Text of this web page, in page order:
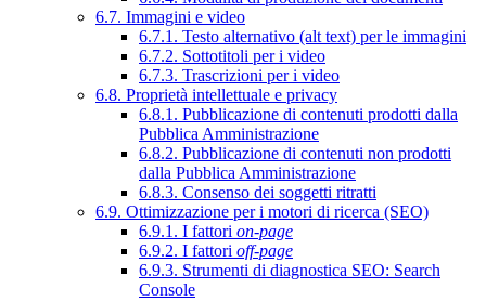
6.7. Immagini e video
6.7.1. Testo alternativo (alt text) per le immagini
6.7.2. Sottotitoli per i video
6.7.3. Trascrizioni per i video
6.8. Proprietà intellettuale e privacy
6.8.1. Pubblicazione di contenuti prodotti dalla
Pubblica Amministrazione
6.8.2. Pubblicazione di contenuti non prodotti
dalla Pubblica Amministrazione
6.8.3. Consenso dei soggetti ritratti
6.9. Ottimizzazione per i motori di ricerca (SEO)
6.9.1. I fattori on-page
6.9.2. I fattori off-page
6.9.3. Strumenti di diagnostica SEO: Search
Console